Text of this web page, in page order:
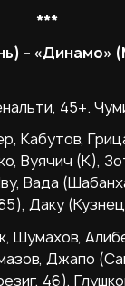
***
– «Динамо»
45+.
Кабутов,
Вуячич (К),
Вада
Даку
Шумахов,
Джапо
46),